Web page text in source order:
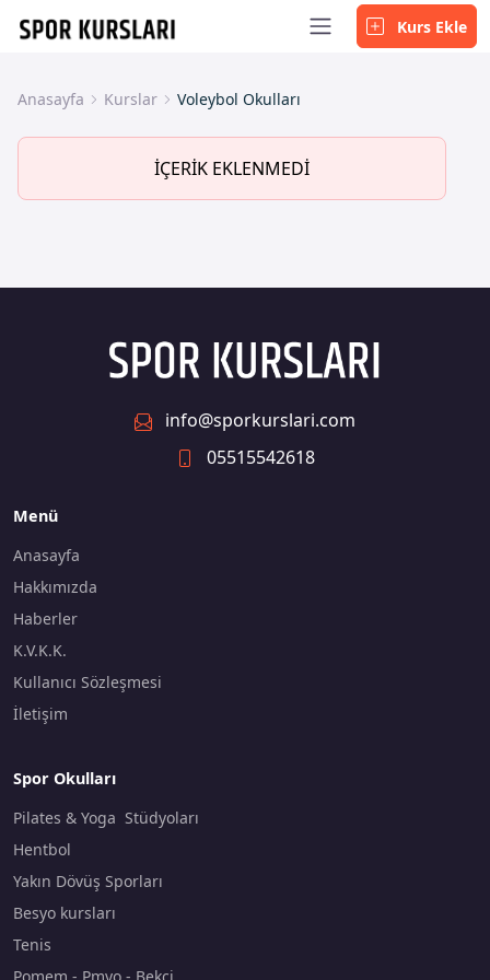
Kurs Ekle
Anasayfa Kurslar Voleybol Okulları
İÇERİK EKLENMEDİ
info@sporkurslari.com
05515542618
Menü
Anasayfa
Hakkımızda
Haberler
K.V.K.K.
Kullanıcı Sözleşmesi
İletişim
Spor Okulları
Pilates & Yoga Stüdyoları
Hentbol
Yakın Dövüş Sporları
Besyo kursları
Tenis